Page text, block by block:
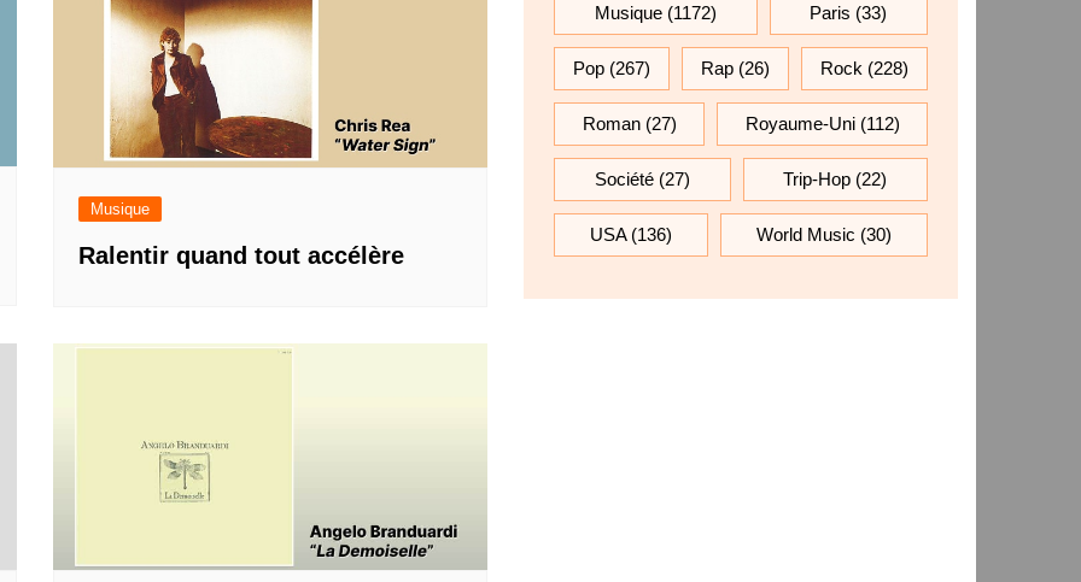
Musique
Ralentir quand tout accélère
Musique(1172) Paris (33)
Pop (267) Rap (26) Rock (228)
Roman(27) Royaume-Uni(112)
Société(27) Trip-Hop (22)
USA(136) World Music (30)